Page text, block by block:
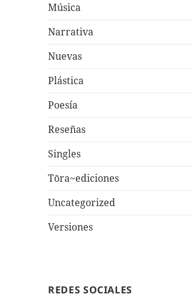
Música
Narrativa
Nuevas
Plástica
Poesía
Reseñas
Singles
Tōra~ediciones
Uncategorized
Versiones
REDES SOCIALES